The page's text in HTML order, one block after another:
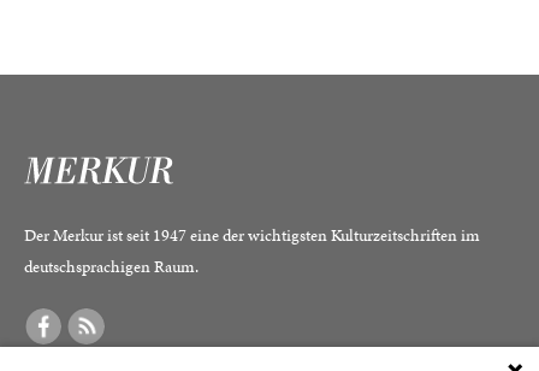
Der Merkur ist seit 1947 eine der wichtigsten Kulturzeitschriften im
deutschsprachigen Raum.